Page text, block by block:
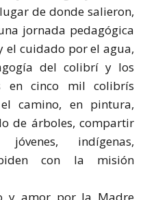
de donde salieron,
jornada pedagógica
el cuidado por el agua,
del colibrí y los
en cinco mil colibrís
camino, en pintura,
de árboles, compartir
indígenas,
con la misión